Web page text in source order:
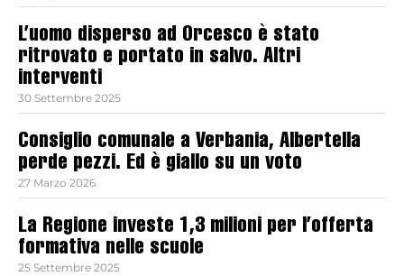
L’uomo disperso ad Orcesco è stato
ritrovato e portato in salvo. Altri
interventi
30 Settembre 2025
Consiglio comunale a Verbania, Albertella
perde pezzi. Ed è giallo su un voto
27 Marzo 2026
La Regione investe 1,3 milioni per l’offerta
formativa nelle scuole
25 Settembre 2025